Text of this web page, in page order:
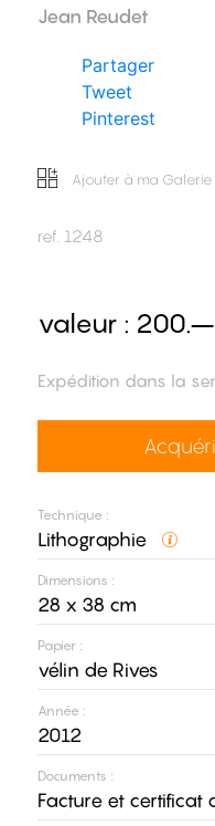
Jean Reudet
Partager
Tweet
Pinterest
Ajouter à ma Galerie
ref. 1248
Technique :
Lithographie
Dimensions :
28 x 38 cm
Papier :
vélin de Rives
Année :
2012
Documents :
Facture et certificat
valeur :
Expédition dans la